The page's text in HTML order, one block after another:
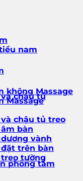
nam
không Massage
Massage
chậu tủ
và chậu tủ treo
bàn
vành
đặt trên bàn
treo tường
phòng tắm